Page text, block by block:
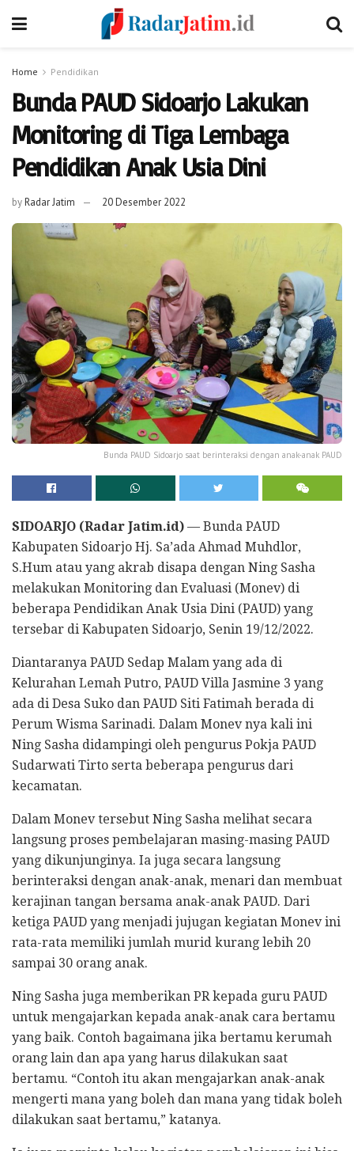
Home Pendidikan
Bunda PAUD Sidoarjo Lakukan
Monitoring di Tiga Lembaga
Pendidikan Anak Usia Dini
byRadar Jatim 20 Desember 2022
Bunda PAUD Sidoarjo saat berinteraksi dengan anak-anak PAUD
SIDOARJO (Radar Jatim.id) — Bunda PAUD
Kabupaten Sidoarjo Hj. Sa’ada Ahmad Muhdlor,
S.Hum atau yang akrab disapa dengan Ning Sasha
melakukan Monitoring dan Evaluasi (Monev) di
beberapa Pendidikan Anak Usia Dini (PAUD) yang
tersebar di Kabupaten Sidoarjo, Senin 19/12/2022.
Diantaranya PAUD Sedap Malam yang ada di
Kelurahan Lemah Putro, PAUD Villa Jasmine 3 yang
ada di Desa Suko dan PAUD Siti Fatimah berada di
Perum Wisma Sarinadi. Dalam Monev nya kali ini
Ning Sasha didampingi oleh pengurus Pokja PAUD
Sudarwati Tirto serta beberapa pengurus dari
kecamatan.
Dalam Monev tersebut Ning Sasha melihat secara
langsung proses pembelajaran masing-masing PAUD
yang dikunjunginya. Ia juga secara langsung
berinteraksi dengan anak-anak, menari dan membuat
kerajinan tangan bersama anak-anak PAUD. Dari
ketiga PAUD yang menjadi jujugan kegiatan Monev ini
rata-rata memiliki jumlah murid kurang lebih 20
sampai 30 orang anak.
Ning Sasha juga memberikan PR kepada guru PAUD
untuk mengajarkan kepada anak-anak cara bertamu
yang baik. Contoh bagaimana jika bertamu kerumah
orang lain dan apa yang harus dilakukan saat
bertamu. “Contoh itu akan mengajarkan anak-anak
mengerti mana yang boleh dan mana yang tidak boleh
dilakukan saat bertamu,” katanya.